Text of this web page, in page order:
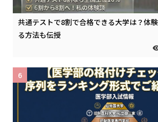
共通テストで8割で合格できる大学は？体
る方法も伝授
6